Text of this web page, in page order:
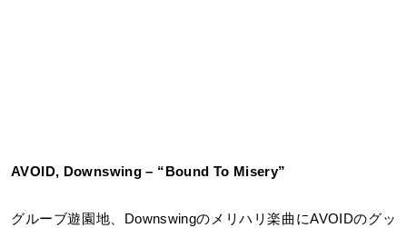
AVOID, Downswing – “Bound To Misery”
グルーブ遊園地、Downswingのメリハリ楽曲にAVOIDのグッ